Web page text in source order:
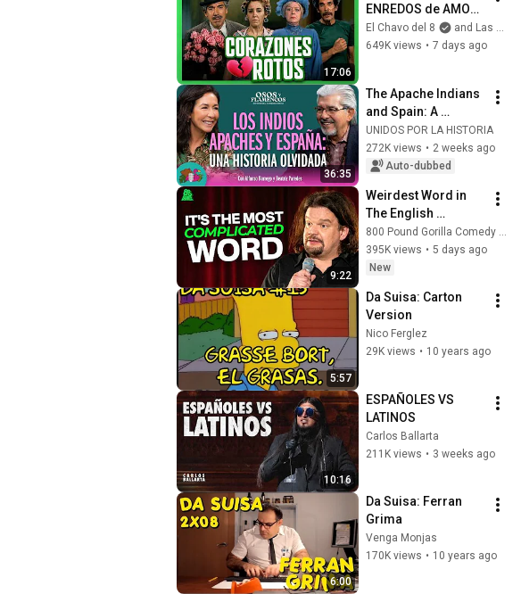
17:06
ENREDOS de AMOR
en la Vecindad
El Chavo del 8
and Las Estrellas
649K views • 7 days ago
36:35
The Apache Indians
and Spain: A
Forgotten History -
S2E8
@unidosporlahistor
UNIDOS POR LA HISTORIA
272K views • 2 weeks ago
Auto-dubbed
9:22
Weirdest Word in
The English
Language | ISMO |
Hello
800 Pound Gorilla Comedy Slices
395K views • 5 days ago
New
5:57
Da Suisa: Carton
Version
Nico Ferglez
29K views • 10 years ago
10:16
ESPAÑOLES VS
LATINOS
Carlos Ballarta
211K views • 3 weeks ago
6:00
Da Suisa: Ferran
Grima
Venga Monjas
170K views • 10 years ago